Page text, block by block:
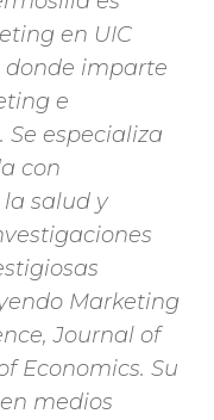
en UIC
donde imparte
e
Se especializa
con
salud y
Marketing
Journal of
Economics. Su
medios